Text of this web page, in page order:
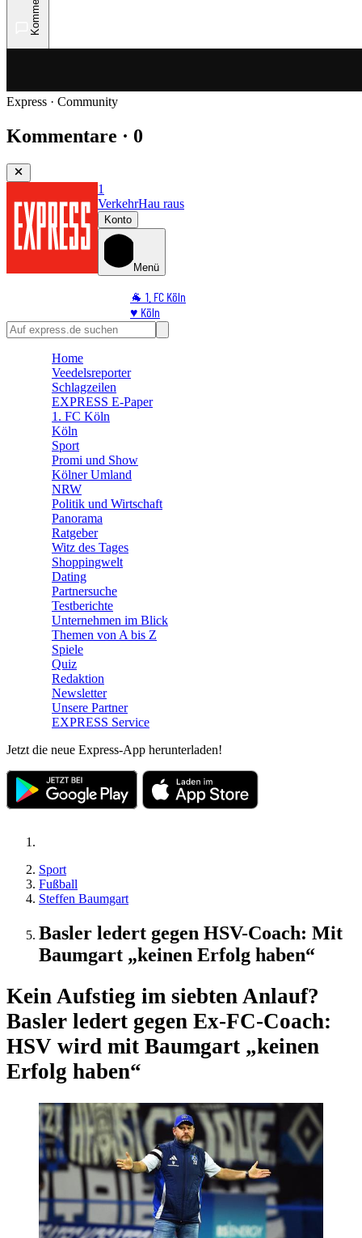
Express · Community
Kommentare · 0
1
VerkehrHau raus
Konto
Menü
🐐 1. FC Köln
♥️ Köln
⭐ Promi
🛒 Shoppingwelt
Home
Veedelsreporter
Schlagzeilen
EXPRESS E-Paper
1. FC Köln
Köln
Sport
Promi und Show
Kölner Umland
NRW
Politik und Wirtschaft
Panorama
Ratgeber
Witz des Tages
Shoppingwelt
Dating
Partnersuche
Testberichte
Unternehmen im Blick
Themen von A bis Z
Spiele
Quiz
Redaktion
Newsletter
Unsere Partner
EXPRESS Service
Jetzt die neue Express-App herunterladen!
Sport
Fußball
Steffen Baumgart
Basler ledert gegen HSV-Coach: Mit
Baumgart „keinen Erfolg haben“
Kein Aufstieg im siebten Anlauf?
Basler ledert gegen Ex-FC-Coach:
HSV wird mit Baumgart „keinen
Erfolg haben“